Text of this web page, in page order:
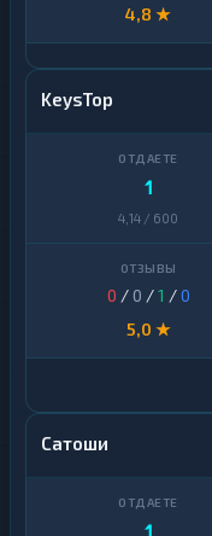
4,8 ★
KeysTop
1
4,14 / 600
0 / 0 /1 /0
5,0 ★
Сатоши
1